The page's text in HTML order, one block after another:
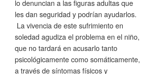
lo denuncian a las figuras adultas que
les dan seguridad y podrían ayudarlos.
La vivencia de este sufrimiento en
soledad agudiza el problema en el niño,
que no tardará en acusarlo tanto
psicológicamente como somáticamente,
a través de síntomas físicos y